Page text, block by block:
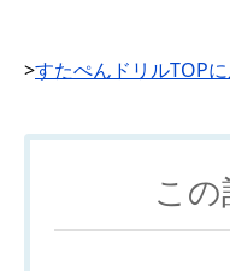
>すたぺんドリルTOP
この